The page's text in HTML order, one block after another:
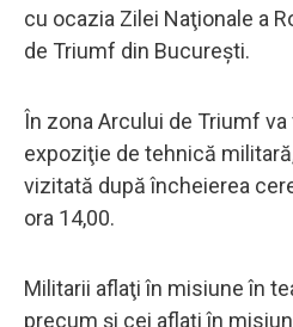
cu ocazia Zilei Naţionale a
de Triumf din Bucureşti.
În zona Arcului de Triumf
expoziţie de tehnică
vizitată după încheierea
ora 14,00.
Militarii aflaţi în misiune în
precum şi cei aflaţi în